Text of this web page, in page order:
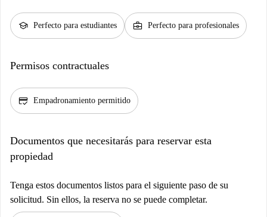
school Perfecto para estudiantes business_center Perfecto para profesionales
Permisos contractuales
credit_score Empadronamiento permitido
Documentos que necesitarás para reservar esta
propiedad
Tenga estos documentos listos para el siguiente paso de su
solicitud. Sin ellos, la reserva no se puede completar.